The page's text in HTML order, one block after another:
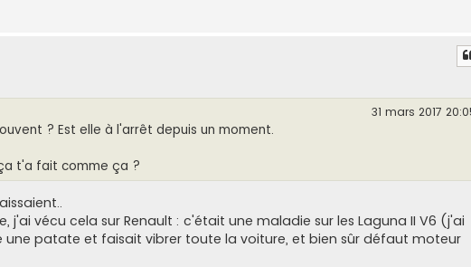
31 mars 2017
? Est elle à l'arrêt depuis un moment.
t'a fait comme ça ?
vécu cela sur Renault : c'était une maladie sur les Laguna II V6 (j'ai
patate et faisait vibrer toute la voiture, et bien sûr défaut moteur